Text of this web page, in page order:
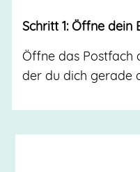
Schritt 1: Öffne dein
Öffne das Postfach
der du dich gerade